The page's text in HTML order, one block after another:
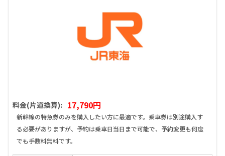
料金(片道換算): 17,790円
新幹線の特急券のみを購入したい方に最適です。乗車券は別途購入す
る必要がありますが、予約は乗車日当日まで可能で、予約変更も何度
でも手数料無料です。